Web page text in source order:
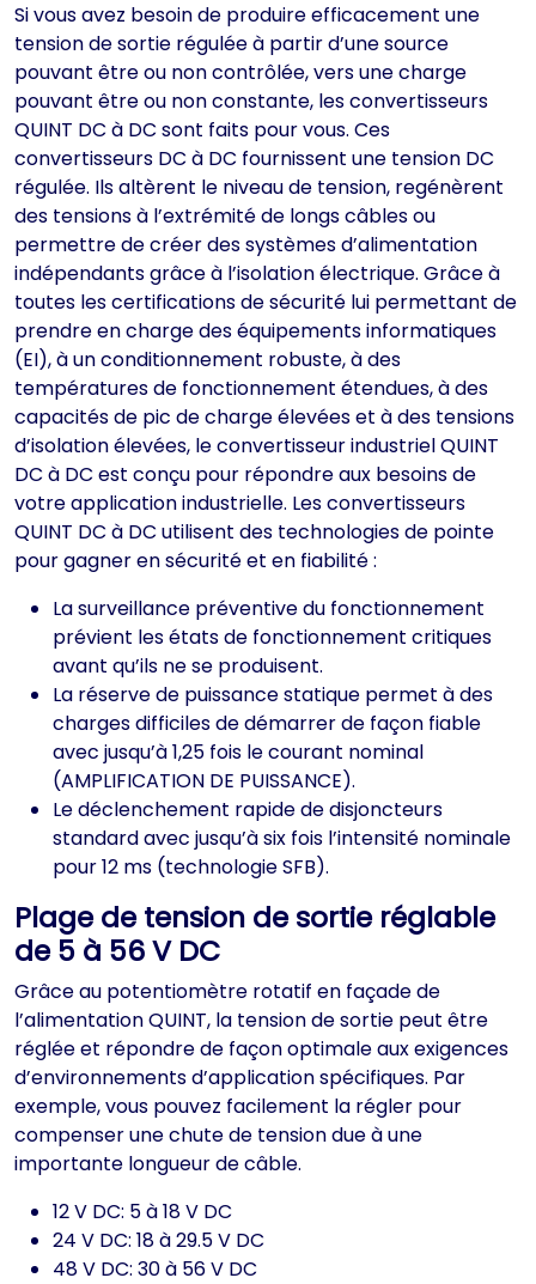
Si vous avez besoin de produire efficacement une
tension de sortie régulée à partir d’une source
pouvant être ou non contrôlée, vers une charge
pouvant être ou non constante, les convertisseurs
QUINT DC à DC sont faits pour vous. Ces
convertisseurs DC à DC fournissent une tension DC
régulée. Ils altèrent le niveau de tension, regénèrent
des tensions à l’extrémité de longs câbles ou
permettre de créer des systèmes d’alimentation
indépendants grâce à l’isolation électrique. Grâce à
toutes les certifications de sécurité lui permettant de
prendre en charge des équipements informatiques
(EI), à un conditionnement robuste, à des
températures de fonctionnement étendues, à des
capacités de pic de charge élevées et à des tensions
d’isolation élevées, le convertisseur industriel QUINT
DC à DC est conçu pour répondre aux besoins de
votre application industrielle. Les convertisseurs
QUINT DC à DC utilisent des technologies de pointe
pour gagner en sécurité et en fiabilité :
La surveillance préventive du fonctionnement
prévient les états de fonctionnement critiques
avant qu’ils ne se produisent.
La réserve de puissance statique permet à des
charges difficiles de démarrer de façon fiable
avec jusqu’à 1,25 fois le courant nominal
(AMPLIFICATION DE PUISSANCE).
Le déclenchement rapide de disjoncteurs
standard avec jusqu’à six fois l’intensité nominale
pour 12 ms (technologie SFB).
Plage de tension de sortie réglable
de 5 à 56 V DC
Grâce au potentiomètre rotatif en façade de
l’alimentation QUINT, la tension de sortie peut être
réglée et répondre de façon optimale aux exigences
d’environnements d’application spécifiques. Par
exemple, vous pouvez facilement la régler pour
compenser une chute de tension due à une
importante longueur de câble.
12 V DC: 5 à 18 V DC
24 V DC: 18 à 29.5 V DC
48 V DC: 30 à 56 V DC